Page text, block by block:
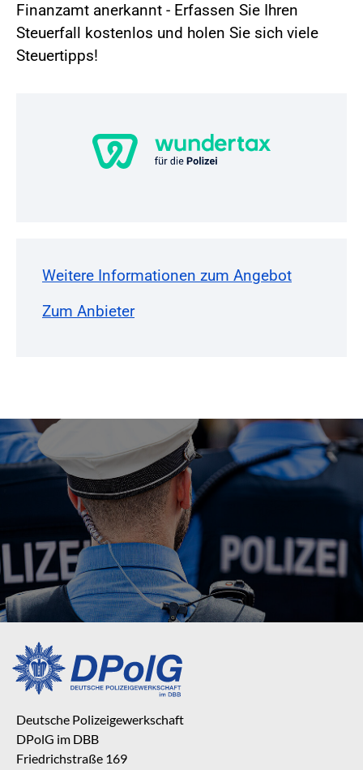
Finanzamt anerkannt - Erfassen Sie Ihren
Steuerfall kostenlos und holen Sie sich viele
Steuertipps!
Weitere Informationen zum Angebot
Zum Anbieter
Deutsche Polizeigewerkschaft
DPolG im DBB
Friedrichstraße 169